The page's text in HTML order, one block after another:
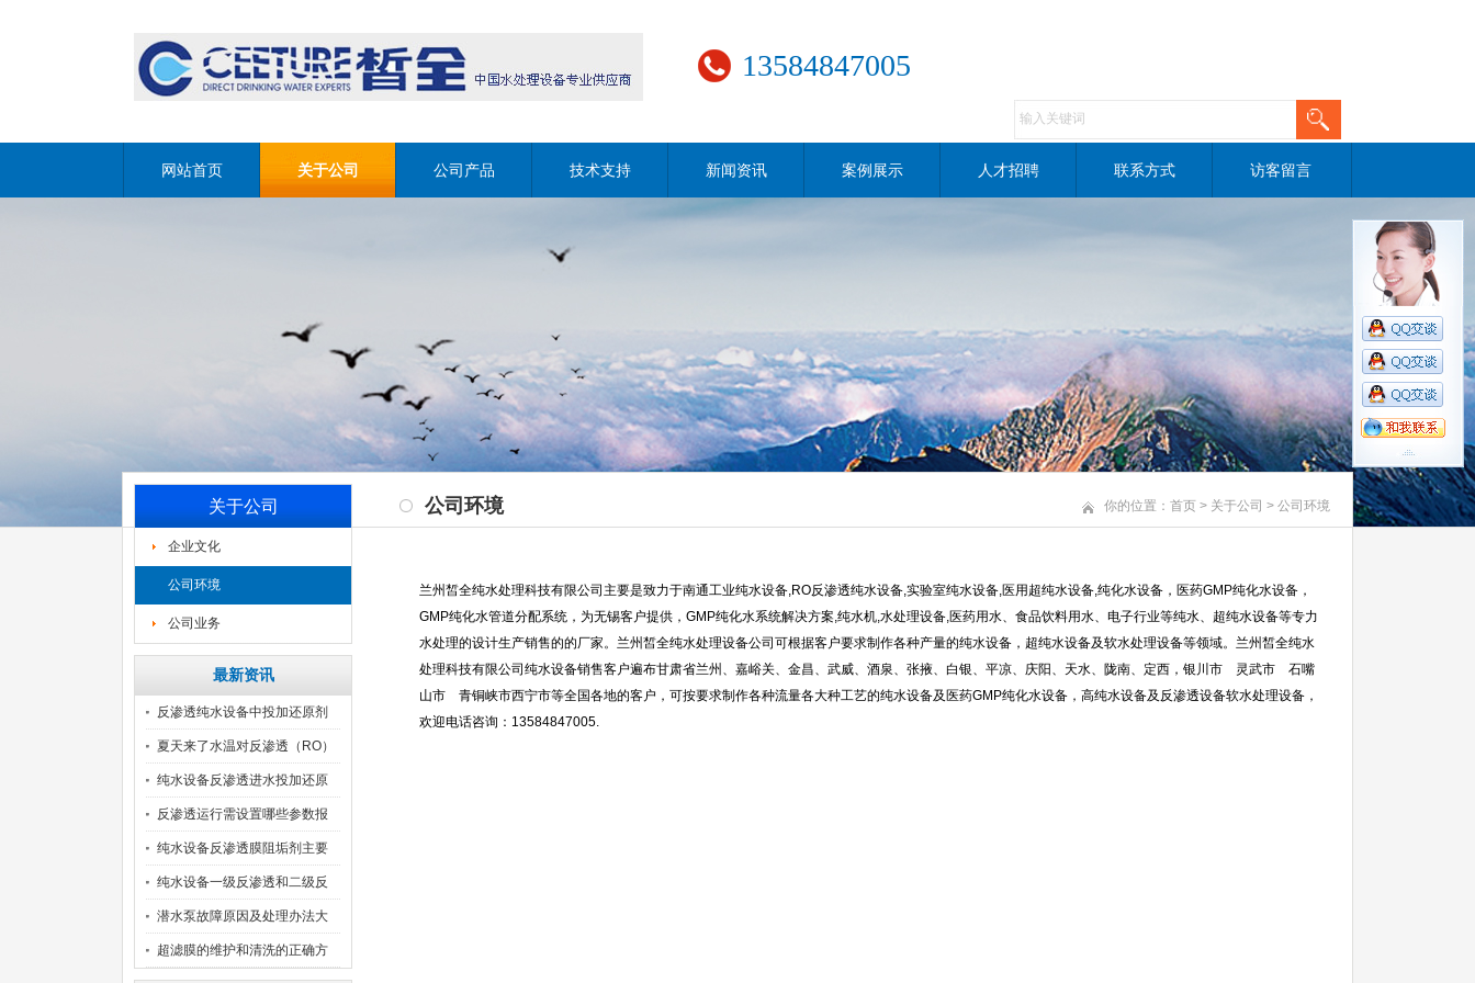
13584847005
网站首页 关于公司 公司产品 技术支持 新闻资讯 案例展示 人才招聘 联系方式 访客留言
关于公司
企业文化
公司环境
公司业务
最新资讯
反渗透纯水设备中投加还原剂
注
夏天来了水温对反渗透（RO）
纯水设备反渗透进水投加还原
剂
反渗透运行需设置哪些参数报
警
纯水设备反渗透膜阻垢剂主要
成
纯水设备一级反渗透和二级反
渗
潜水泵故障原因及处理办法大
全
超滤膜的维护和清洗的正确方
公司环境 你的位置： 首页 > 关于公司 > 公司环境
兰州皙全纯水处理科技有限公司主要是致力于南通工业纯水设备,RO反渗透纯水设备,实验室纯水设备,医用超纯水设备,纯化水设备，医药GMP纯化水设备 ，
GMP纯化水管道分配系统，为无锡客户提供，GMP纯化水系统解决方案,纯水机,水处理设备,医药用水、食品饮料用水、电子行业等纯水、超纯水设备等专力
水处理的设计生产销售的的厂家。兰州皙全纯水处理设备公司可根据客户要求制作各种产量的纯水设备，超纯水设备及软水处理设备等领域。兰州皙全纯水
处理科技有限公司纯水设备销售客户遍布甘肃省兰州、嘉峪关、金昌、武威、酒泉、张掖、白银、平凉、庆阳、天水、陇南、定西，银川市 灵武市 石嘴
山市 青铜峡市西宁市等全国各地的客户，可按要求制作各种流量各大种工艺的纯水设备及医药GMP纯化水设备， 高纯水设备及反渗透设备软水处理设备，
欢迎电话咨询：13584847005.